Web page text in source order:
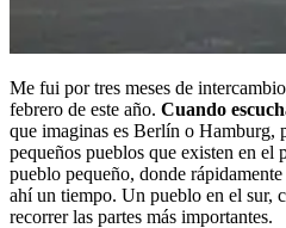
Me fui por tres meses de intercambio
febrero de este año. Cuando
que imaginas es Berlín o Hamburg,
pequeños pueblos que existen en el
pueblo pequeño, donde
ahí un tiempo. Un pueblo en el sur,
recorrer las partes más importantes.